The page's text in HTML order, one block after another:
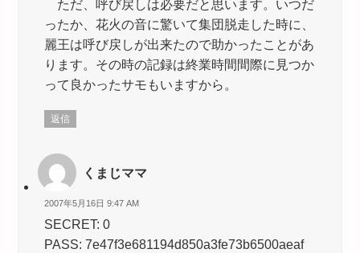
ただ、呼び戻しは必要だと思います。いつだ
ったか、花火の音に驚いて集団脱走した時に、
麗王は呼び戻しが出来たので助かったことがあ
ります。その時の記録は終業時間間際に見つか
って良かったサモもいますから。
返信
くまじママ
2007年5月16日 9:47 AM
SECRET: 0
PASS: 7e47f3e681194d850a3fe73b6500aeaf